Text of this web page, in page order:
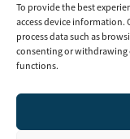
To provide the best
access device information.
process data such as
consenting or withdrawing
functions.
Instagram
LinkedIn